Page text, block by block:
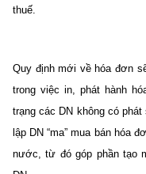
thuế.
Quy định mới về hóa đơn
trong việc in, phát hành
trạng các DN không có
lập DN “ma” mua bán hóa
nước, từ đó góp phần tạo